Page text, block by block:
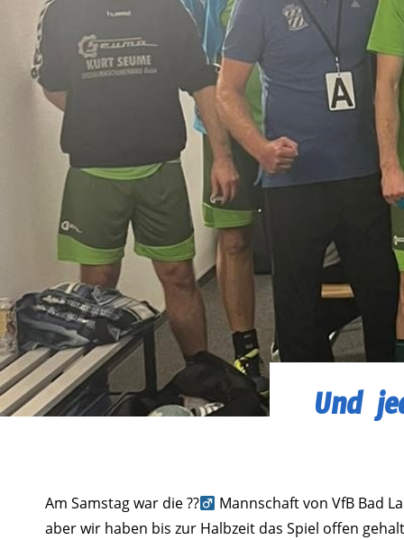
Und
Am Samstag war die ??‍
Mannschaft von VfB Bad
aber wir haben bis zur Halbzeit das Spiel offen